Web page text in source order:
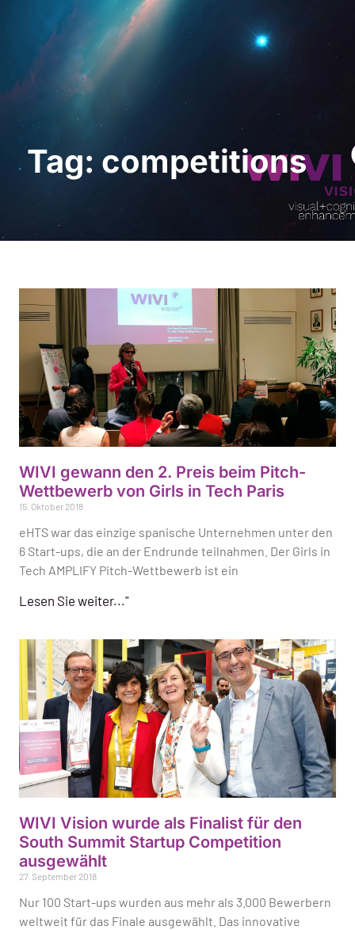
Demo anfordern
Tag: competitions
WIVI gewann den 2. Preis beim Pitch-
Wettbewerb von Girls in Tech Paris
15. Oktober 2018
eHTS war das einzige spanische Unternehmen unter den
6 Start-ups, die an der Endrunde teilnahmen. Der Girls in
Tech AMPLIFY Pitch-Wettbewerb ist ein
Lesen Sie weiter..."
WIVI Vision wurde als Finalist für den
South Summit Startup Competition
ausgewählt
27. September 2018
Nur 100 Start-ups wurden aus mehr als 3.000 Bewerbern
weltweit für das Finale ausgewählt. Das innovative